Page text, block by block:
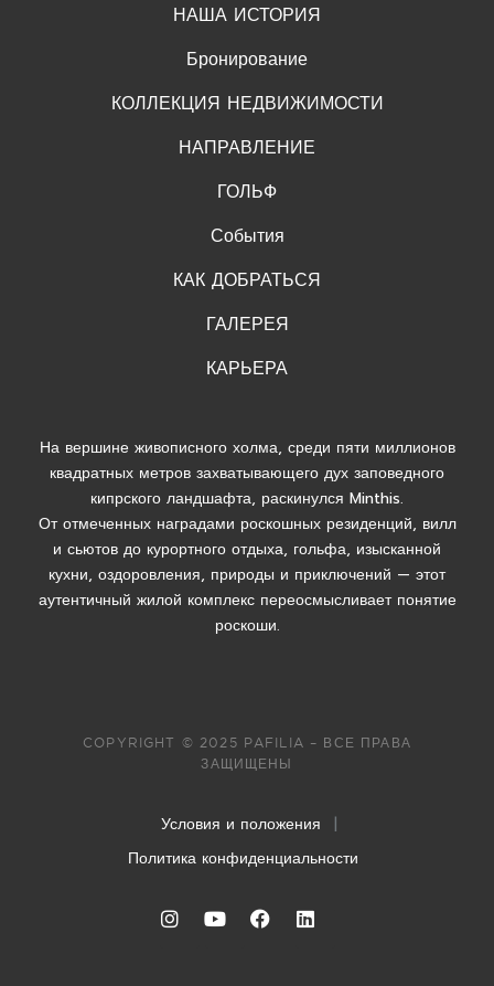
НАША ИСТОРИЯ
Бронирование
КОЛЛЕКЦИЯ НЕДВИЖИМОСТИ
НАПРАВЛЕНИЕ
ГОЛЬФ
События
КАК ДОБРАТЬСЯ
ГАЛЕРЕЯ
КАРЬЕРА
На вершине живописного холма, среди пяти миллионов
квадратных метров захватывающего дух заповедного
кипрского ландшафта, раскинулся Minthis.
От отмеченных наградами роскошных резиденций, вилл
и сьютов до курортного отдыха, гольфа, изысканной
кухни, оздоровления, природы и приключений — этот
аутентичный жилой комплекс переосмысливает понятие
роскоши.
COPYRIGHT © 2025 PAFILIA – ВСЕ ПРАВА
ЗАЩИЩЕНЫ
Условия и положения
|
Политика конфиденциальности